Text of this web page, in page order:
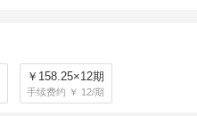
￥158.25×12期
手续费约 ￥ 12/期